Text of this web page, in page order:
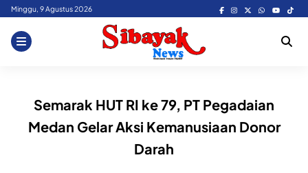
Skip
content
Minggu, 9 Agustus 2026
Semarak HUT RI ke 79, PT Pegadaian
Medan Gelar Aksi Kemanusiaan Donor
Darah